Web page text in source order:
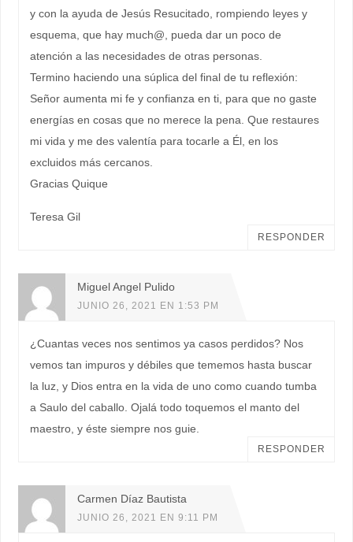
y con la ayuda de Jesús Resucitado, rompiendo leyes y
esquema, que hay much@, pueda dar un poco de
atención a las necesidades de otras personas.
Termino haciendo una súplica del final de tu reflexión:
Señor aumenta mi fe y confianza en ti, para que no gaste
energías en cosas que no merece la pena. Que restaures
mi vida y me des valentía para tocarle a Él, en los
excluidos más cercanos.
Gracias Quique
Teresa Gil
RESPONDER
Miguel Angel Pulido
JUNIO 26, 2021 EN 1:53 PM
¿Cuantas veces nos sentimos ya casos perdidos? Nos
vemos tan impuros y débiles que tememos hasta buscar
la luz, y Dios entra en la vida de uno como cuando tumba
a Saulo del caballo. Ojalá todo toquemos el manto del
maestro, y éste siempre nos guie.
RESPONDER
Carmen Díaz Bautista
JUNIO 26, 2021 EN 9:11 PM